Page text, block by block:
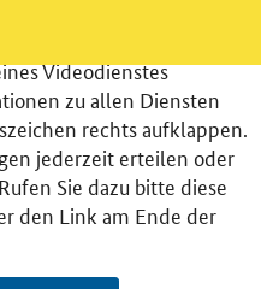
und Energie
Videodienstes
zu allen Diensten
rechts aufklappen.
jederzeit erteilen oder
Sie dazu bitte diese
den Link am Ende der